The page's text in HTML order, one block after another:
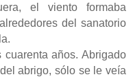
el viento formaba
del sanatorio
años. Abrigado
abrigo, sólo se le veía